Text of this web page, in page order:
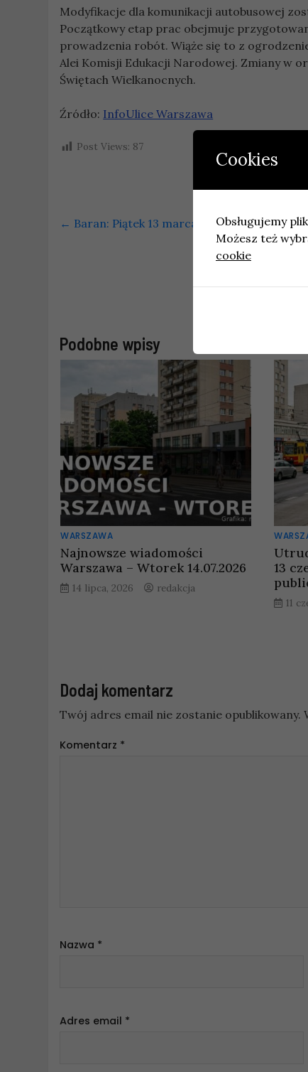
Modyfikacje dla komunikacji autobusowej
Początkowy etap prac obejmuje
prowadzenia robót. Wiąże się to z
Alei Komisji Edukacji Narodowej. Zmiany w
Świętach Wielkanocnych.
Źródło: InfoUlice Warszawa
Post Views: 87
← Baran: Piątek 13 marca 2026 – Twój
Podobne wpisy
WARSZAWA
Najnowsze wiadomości
Warszawa – Wtorek 14.07.2026
14 lipca, 2026 redakcja
13
11
Dodaj komentarz
Twój adres email nie zostanie opublikowany.
Komentarz *
Nazwa *
Adres email *
Cookies
Obsługujemy
Możesz też
cookie